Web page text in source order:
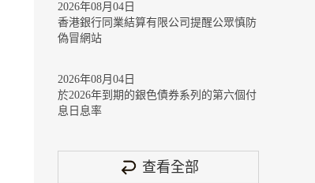
2026年08月04日
香港銀行同業結算有限公司提醒公眾慎防
偽冒網站
2026年08月04日
於2026年到期的銀色債券系列的第六個付
息日息率
查看全部